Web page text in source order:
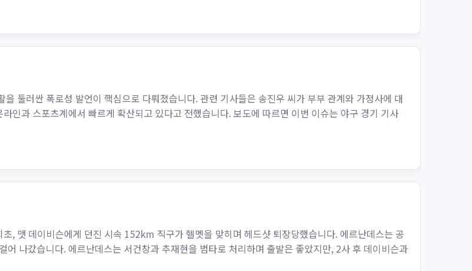
둘러싼 폭로성 발언이 핵심으로 다뤄졌습니다. 관련 기사들은 송진우 씨가 부부 관계와 가정사에 대
인과 스포츠계에서 빠르게 확산되고 있다고 전했습니다. 보도에 따르면 이번 이슈는 야구 경기 기사
, 맷 데이비슨에게 던진 시속 152km 직구가 헬멧을 맞히며 헤드샷 퇴장당했습니다. 에르난데스는 공
나갔습니다. 에르난데스는 서건창과 추재현을 범타로 처리하며 출발은 좋았지만, 2사 후 데이비슨과